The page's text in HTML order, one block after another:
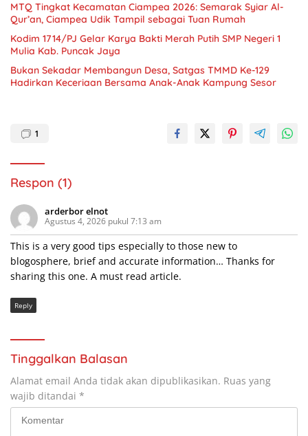
MTQ Tingkat Kecamatan Ciampea 2026: Semarak Syiar Al-
Qur’an, Ciampea Udik Tampil sebagai Tuan Rumah
Kodim 1714/PJ Gelar Karya Bakti Merah Putih SMP Negeri 1
Mulia Kab. Puncak Jaya
Bukan Sekadar Membangun Desa, Satgas TMMD Ke-129
Hadirkan Keceriaan Bersama Anak-Anak Kampung Sesor
1
Respon (1)
arderbor elnot
Agustus 4, 2026 pukul 7:13 am
This is a very good tips especially to those new to
blogosphere, brief and accurate information… Thanks for
sharing this one. A must read article.
Reply
Tinggalkan Balasan
Alamat email Anda tidak akan dipublikasikan. Ruas yang
wajib ditandai *